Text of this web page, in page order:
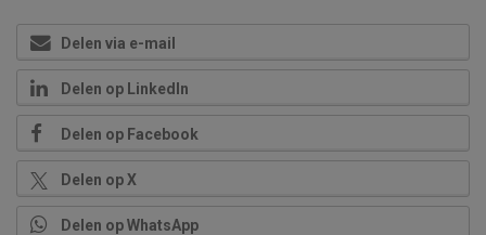
Delen via e-mail
Delen op LinkedIn
Delen op Facebook
Delen op X
Delen op WhatsApp